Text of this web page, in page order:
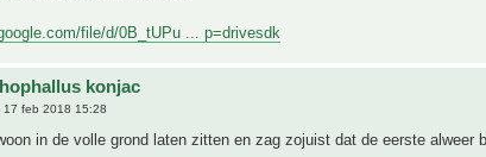
file/d/0B_tUPu ... p=drivesdk
konjac
17 feb 2018 15:28
in de volle grond laten zitten en zag zojuist dat de eerste alweer